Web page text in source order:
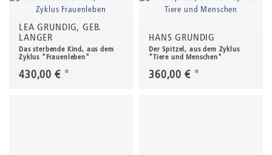
LEA GRUNDIG, GEB.
LANGER
Das sterbende Kind, aus dem
Zyklus "Frauenleben"
430,00 € *
HANS GRUNDIG
Der Spitzel, aus dem Zyklus
"Tiere und Menschen"
360,00 € *